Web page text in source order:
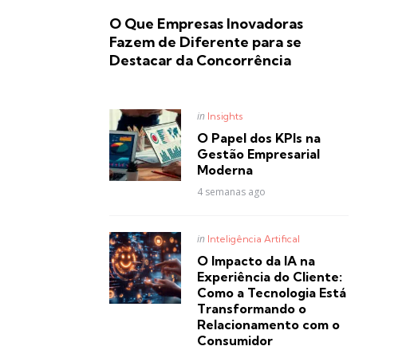
O Que Empresas Inovadoras
Fazem de Diferente para se
Destacar da Concorrência
Posted
in Insights
O Papel dos KPIs na
Gestão Empresarial
Moderna
4 semanas ago
Posted
in Inteligência Artifical
O Impacto da IA na
Experiência do Cliente:
Como a Tecnologia Está
Transformando o
Relacionamento com o
Consumidor